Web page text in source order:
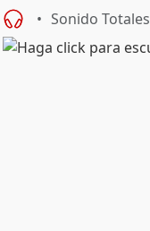
Sonido Totales